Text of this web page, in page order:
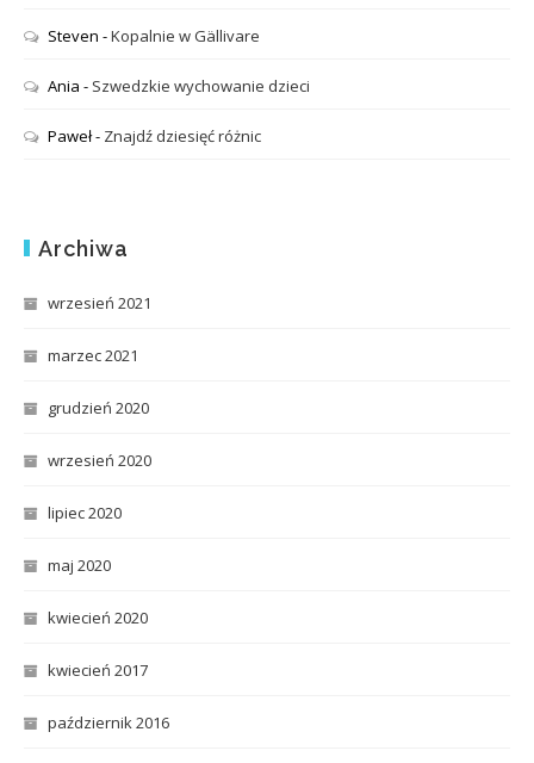
Steven -Kopalnie w Gällivare
Ania - Szwedzkie wychowanie dzieci
Paweł- Znajdź dziesięć różnic
Archiwa
wrzesień 2021
marzec 2021
grudzień 2020
wrzesień 2020
lipiec 2020
maj 2020
kwiecień 2020
kwiecień 2017
październik 2016